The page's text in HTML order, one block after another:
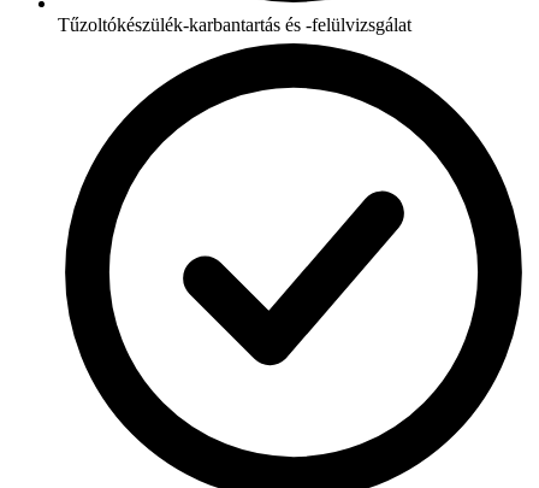
Tűzoltókészülék-karbantartás és -felülvizsgálat